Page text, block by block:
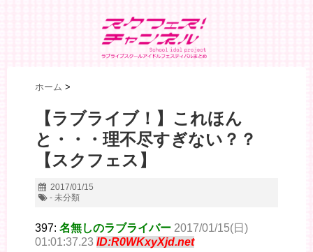
ホーム >
【ラブライブ！】これほん
と・・・理不尽すぎない？？
【スクフェス】
2017/01/15
- 未分類
397: 名無しのラブライバー 2017/01/15(日)
01:01:37.23 ID:R0WKxyXjd.net